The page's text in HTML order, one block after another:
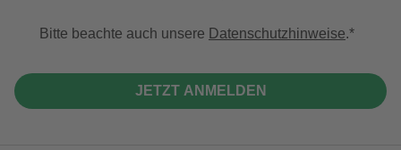
Bitte beachte auch unsere Datenschutzhinweise.
JETZT ANMELDEN